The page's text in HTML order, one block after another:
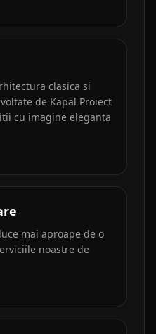
clasica si
de Kapal Proiect
cu imagine eleganta
mai aproape de o
noastre de